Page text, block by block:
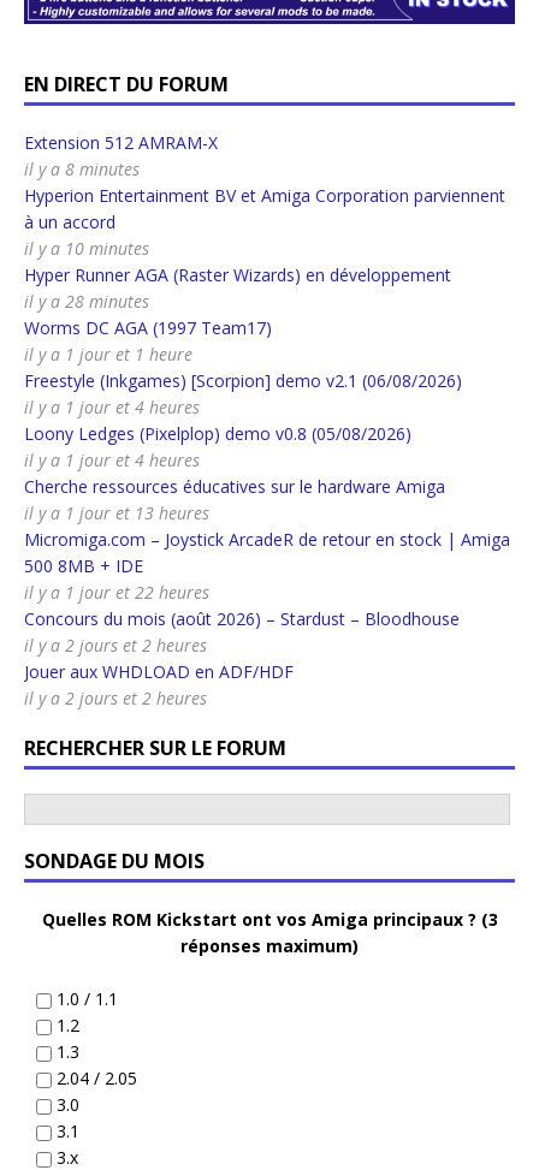
EN DIRECT DU FORUM
Extension 512 AMRAM-X
il y a 8 minutes
Hyperion Entertainment BV et Amiga Corporation parviennent
à un accord
il y a 10 minutes
Hyper Runner AGA (Raster Wizards) en développement
il y a 28 minutes
Worms DC AGA (1997 Team17)
il y a 1 jour et 1 heure
Freestyle (Inkgames) [Scorpion] demo v2.1 (06/08/2026)
il y a 1 jour et 4 heures
Loony Ledges (Pixelplop) demo v0.8 (05/08/2026)
il y a 1 jour et 4 heures
Cherche ressources éducatives sur le hardware Amiga
il y a 1 jour et 13 heures
Micromiga.com – Joystick ArcadeR de retour en stock | Amiga
500 8MB + IDE
il y a 1 jour et 22 heures
Concours du mois (août 2026) – Stardust – Bloodhouse
il y a 2 jours et 2 heures
Jouer aux WHDLOAD en ADF/HDF
il y a 2 jours et 2 heures
RECHERCHER SUR LE FORUM
SONDAGE DU MOIS
Quelles ROM Kickstart ont vos Amiga principaux ? (3
réponses maximum)
1.0 / 1.1
1.2
1.3
2.04 / 2.05
3.0
3.1
3.x